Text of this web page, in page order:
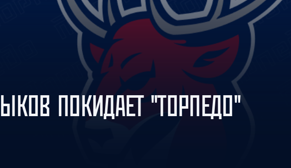
Амур
Барыс
Салават Юлаев
Сибирь
ПОКИДАЕТ "ТОРПЕДО"